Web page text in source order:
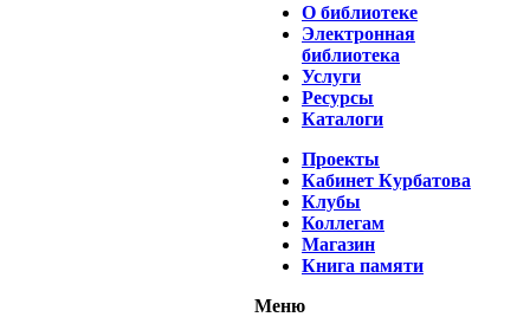
О библиотеке
Электронная
библиотека
Услуги
Ресурсы
Каталоги
Проекты
Кабинет Курбатова
Клубы
Коллегам
Магазин
Книга памяти
Меню